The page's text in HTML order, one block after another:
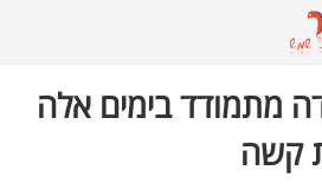
מתמודד בימים אלה
קשה